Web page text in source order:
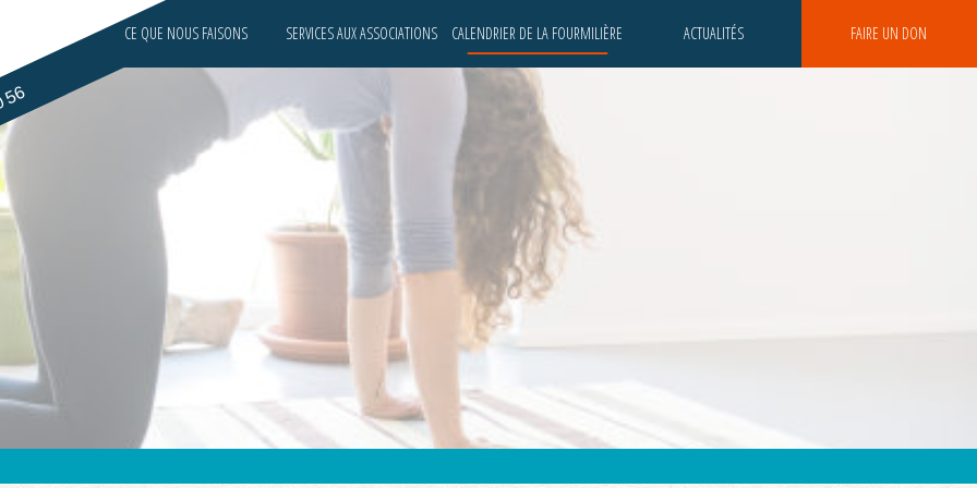
CE QUE NOUS FAISONS SERVICES AUX ASSOCIATIONS CALENDRIER DE LA FOURMILIÈRE ACTUALITÉS FAIRE UN DON